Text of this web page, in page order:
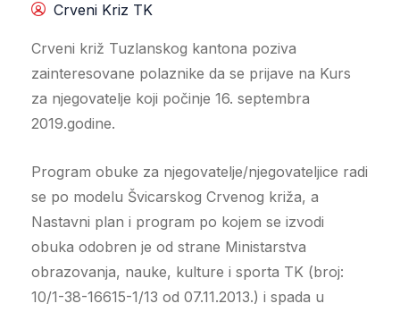
Crveni Kriz TK
Crveni križ Tuzlanskog kantona poziva
zainteresovane polaznike da se prijave na Kurs
za njegovatelje koji počinje 16. septembra
2019.godine.
Program obuke za njegovatelje/njegovateljice radi
se po modelu Švicarskog Crvenog križa, a
Nastavni plan i program po kojem se izvodi
obuka odobren je od strane Ministarstva
obrazovanja, nauke, kulture i sporta TK (broj:
10/1-38-16615-1/13 od 07.11.2013.) i spada u